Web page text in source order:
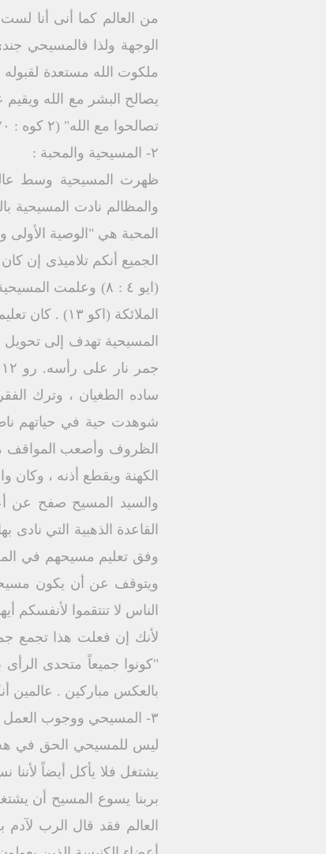
ملكوت الله مستعدة
يصالح البشر مع الله
تصالحوا مع الله" (٢ کوه : ۲۰)
٢- المسيحية والمحبة :
ظهرت المسيحية وسط عالم
والمظالم نادت المسيحية
(ايو ٤ : ٨) وعلمت
الملائكة
المسيحية تهدف إلى
ساده الطغيان ، وترك
الظروف وأصعب المواقف
الكهنة ويقطع أذنه ،
وفق تعليم مسيحهم في
ويتوقف عن أن يكون
الناس لا تنتقموا
"كونوا جميعاً متحدى
بالعكس مباركين . عالمين
٣- المسيحي ووجوب العمل وقدسيته :
ليس للمسيحي الحق في هجر
يشتغل فلا يأكل أيضاً